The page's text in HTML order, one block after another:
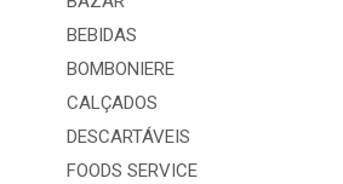
BEBIDAS
BOMBONIERE
CALÇADOS
DESCARTÁVEIS
FOODS SERVICE